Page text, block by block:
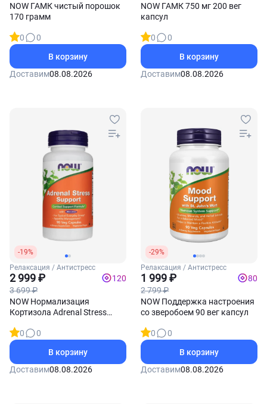
NOW ГАМК чистый порошок
170 грамм
0
0
В корзину
Доставим08.08.2026
NOW ГАМК 750 мг 200 вег
капсул
0
0
В корзину
Доставим08.08.2026
-19%
Релаксация / Антистресс
2 999 ₽
3 699 ₽
120
NOW Нормализация
Кортизола Adrenal Stress
0
0
В корзину
Доставим08.08.2026
-29%
Релаксация / Антистресс
1 999 ₽
2 799 ₽
80
NOW Поддержка настроения
со зверобоем 90 вег капсул
0
0
В корзину
Доставим08.08.2026